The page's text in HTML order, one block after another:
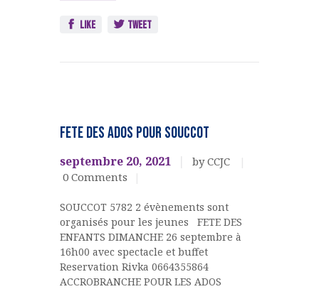
Like Tweet
Jeunesse
FETE des ADOS pour SOUCCOT
septembre 20, 2021
by CCJC
0 Comments
SOUCCOT 5782 2 évènements sont
organisés pour les jeunes FETE DES
ENFANTS DIMANCHE 26 septembre à
16h00 avec spectacle et buffet
Reservation Rivka 0664355864
ACCROBRANCHE POUR LES ADOS